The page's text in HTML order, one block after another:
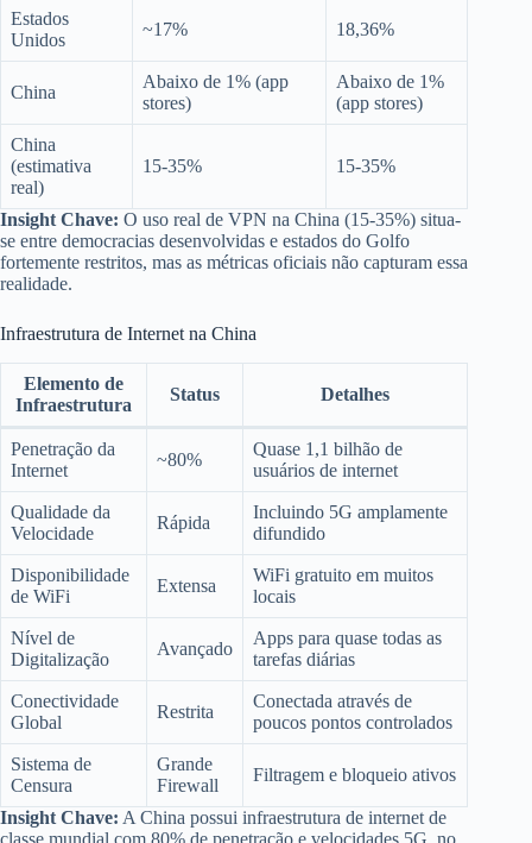
Estados
Unidos
~17% 18,36%
China
Abaixo de 1% (app
stores)
Abaixo de 1%
(app stores)
China
(estimativa
real)
15-35% 15-35%
Insight Chave: O uso real de VPN na China (15-35%) situa-
se entre democracias desenvolvidas e estados do Golfo
fortemente restritos, mas as métricas oficiais não capturam essa
realidade.
Infraestrutura de Internet na China
Elemento de
Infraestrutura
Status Detalhes
Penetração da
Internet
~80%
Quase 1,1 bilhão de
usuários de internet
Qualidade da
Velocidade
Rápida
Incluindo 5G amplamente
difundido
Disponibilidade
de WiFi
Extensa
WiFi gratuito em muitos
locais
Nível de
Digitalização
Avançado
Apps para quase todas as
tarefas diárias
Conectividade
Global
Restrita
Conectada através de
poucos pontos controlados
Sistema de
Censura
Grande
Firewall
Filtragem e bloqueio ativos
Insight Chave: A China possui infraestrutura de internet de